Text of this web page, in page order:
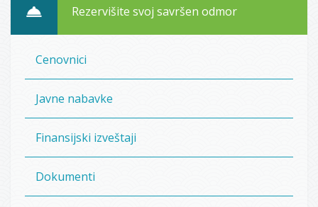
Rezervišite svoj savršen odmor
Cenovnici
Javne nabavke
Finansijski izveštaji
Dokumenti